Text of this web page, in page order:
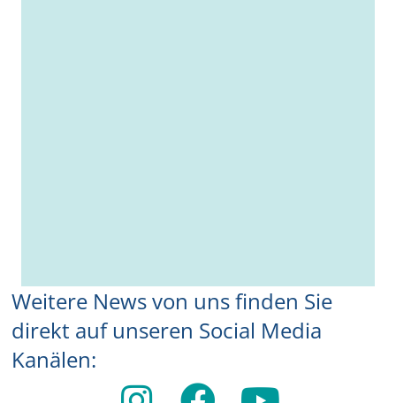
Weitere News von uns finden Sie
direkt auf unseren Social Media
Kanälen: